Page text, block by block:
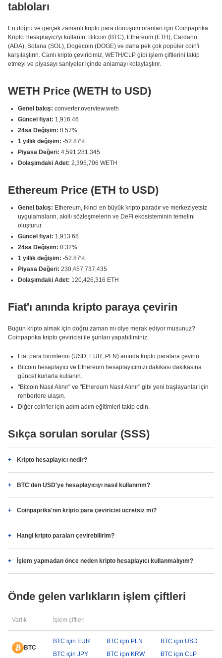
tabloları
En doğru ve gerçek zamanlı kripto para dönüşüm oranları için Coinpaprika
Kripto Hesaplayıcı'yı kullanın. Bitcoin (BTC), Ethereum (ETH), Cardano
(ADA), Solana (SOL), Dogecoin (DOGE) ve daha pek çok popüler coin'i
karşılaştırın. Canlı kripto çeviricimiz, WETH/CLP gibi işlem çiftlerini takip
etmeyi ve piyasayı saniyeler içinde anlamayı kolaylaştırır.
WETH Price (WETH to USD)
Genel bakış: converter.overview.weth
Güncel fiyat: 1,916.46
24sa Değişim: 0.57%
1 yıllık değişim: -52.87%
Piyasa Değeri: 4,591,281,345
Dolaşımdaki Adet: 2,395,706 WETH
Ethereum Price (ETH to USD)
Genel bakış: Ethereum, ikinci en büyük kripto paradır ve merkeziyetsiz
uygulamaların, akıllı sözleşmelerin ve DeFi ekosisteminin temelini
oluşturur.
Güncel fiyat: 1,913.68
24sa Değişim: 0.32%
1 yıllık değişim: -52.87%
Piyasa Değeri: 230,457,737,435
Dolaşımdaki Adet: 120,426,316 ETH
Fiat'ı anında kripto paraya çevirin
Bugün kripto almak için doğru zaman mı diye merak ediyor musunuz?
Coinpaprika kripto çeviricisi ile şunları yapabilirsiniz:
Fiat para birimlerini (USD, EUR, PLN) anında kripto paralara çevirin.
Bitcoin hesaplayıcı ve Ethereum hesaplayıcımızı dakikası dakikasına
güncel kurlarla kullanın.
"Bitcoin Nasıl Alınır" ve "Ethereum Nasıl Alınır" gibi yeni başlayanlar için
rehberlere ulaşın.
Diğer coin'ler için adım adım eğitimleri takip edin.
Sıkça sorulan sorular (SSS)
Kripto hesaplayıcı nedir?
BTC'den USD'ye hesaplayıcıyı nasıl kullanırım?
Coinpaprika'nın kripto para çeviricisi ücretsiz mi?
Hangi kripto paraları çevirebilirim?
İşlem yapmadan önce neden kripto hesaplayıcı kullanmalıyım?
Önde gelen varlıkların işlem çiftleri
Varlık İşlem çiftleri
BTC
BTC için EUR BTC için PLN
BTC için USD
BTC için JPY
BTC için KRW BTC için CLP